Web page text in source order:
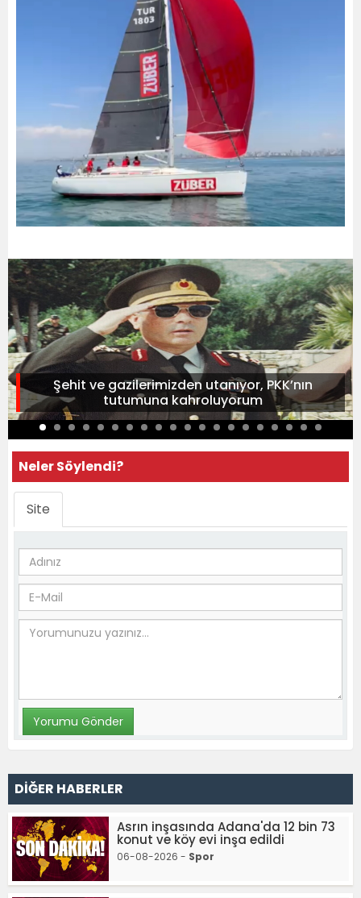
Şehit ve gazilerimizden utanıyor, PKK’nın
tutumuna kahroluyorum
Neler Söylendi?
Site
DİĞER HABERLER
Asrın inşasında Adana'da 12 bin 73
konut ve köy evi inşa edildi
06-08-2026 - Spor